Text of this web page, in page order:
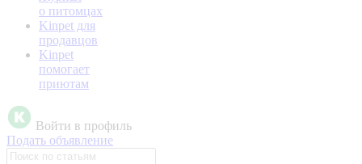
о питомцах
Kinpet для
продавцов
Kinpet
помогает
приютам
Войти в профиль
Подать объявление